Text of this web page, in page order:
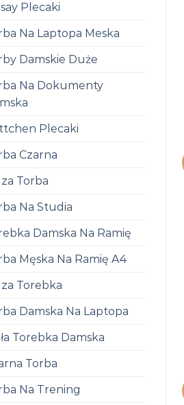
Plecaki
Na Laptopa Meska
Damskie Duże
Na Dokumenty
Plecaki
Czarna
Torba
Na Studia
Damska Na Ramię
Męska Na Ramię A4
Torebka
Damska Na Laptopa
Torebka Damska
Torba
Na Trening